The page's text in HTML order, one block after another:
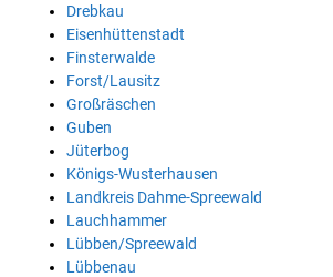
Drebkau
Eisenhüttenstadt
Finsterwalde
Forst/Lausitz
Großräschen
Guben
Jüterbog
Königs-Wusterhausen
Landkreis Dahme-Spreewald
Lauchhammer
Lübben/Spreewald
Lübbenau